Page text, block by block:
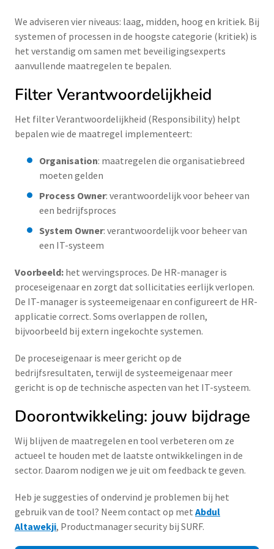
We adviseren vier niveaus: laag, midden, hoog en kritiek. Bij
systemen of processen in de hoogste categorie (kritiek) is
het verstandig om samen met beveiligingsexperts
aanvullende maatregelen te bepalen.
Filter Verantwoordelijkheid
Het filter Verantwoordelijkheid (Responsibility) helpt
bepalen wie de maatregel implementeert:
Organisation: maatregelen die organisatiebreed
moeten gelden
Process Owner: verantwoordelijk voor beheer van
een bedrijfsproces
System Owner: verantwoordelijk voor beheer van
een IT-systeem
Voorbeeld: het wervingsproces. De HR-manager is
proceseigenaar en zorgt dat sollicitaties eerlijk verlopen.
De IT-manager is systeemeigenaar en configureert de HR-
applicatie correct. Soms overlappen de rollen,
bijvoorbeeld bij extern ingekochte systemen.
De proceseigenaar is meer gericht op de
bedrijfsresultaten, terwijl de systeemeigenaar meer
gericht is op de technische aspecten van het IT-systeem.
Doorontwikkeling: jouw bijdrage
Wij blijven de maatregelen en tool verbeteren om ze
actueel te houden met de laatste ontwikkelingen in de
sector. Daarom nodigen we je uit om feedback te geven.
Heb je suggesties of ondervind je problemen bij het
gebruik van de tool? Neem contact op met Abdul
Altawekji, Productmanager security bij SURF.